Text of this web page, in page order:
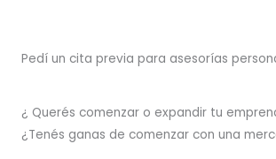
Pedí un cita previa para asesorías
¿ Querés comenzar o expandir tu
¿Tenés ganas de comenzar con una